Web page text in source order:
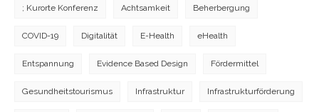
; Kurorte Konferenz Achtsamkeit Beherbergung
COVID-19 Digitalität E-Health eHealth
Entspannung Evidence Based Design Fördermittel
Gesundheitstourismus Infrastruktur Infrastrukturförderung